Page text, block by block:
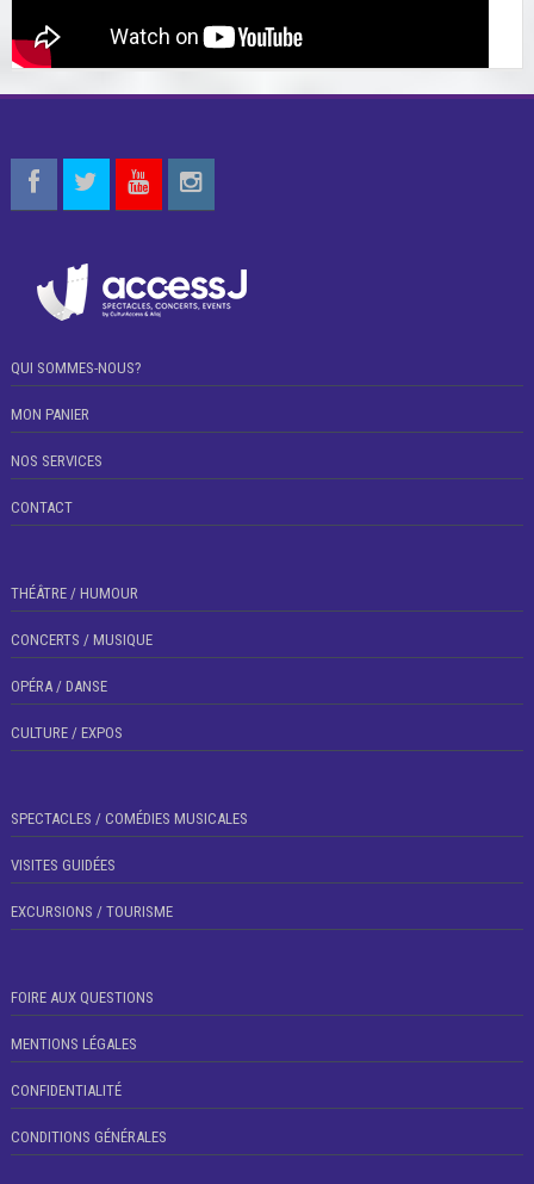
QUI SOMMES-NOUS?
MON PANIER
NOS SERVICES
CONTACT
THÉÂTRE / HUMOUR
CONCERTS / MUSIQUE
OPÉRA / DANSE
CULTURE / EXPOS
SPECTACLES / COMÉDIES MUSICALES
VISITES GUIDÉES
EXCURSIONS / TOURISME
FOIRE AUX QUESTIONS
MENTIONS LÉGALES
CONFIDENTIALITÉ
CONDITIONS GÉNÉRALES